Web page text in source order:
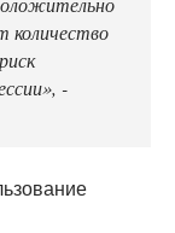
количество
-